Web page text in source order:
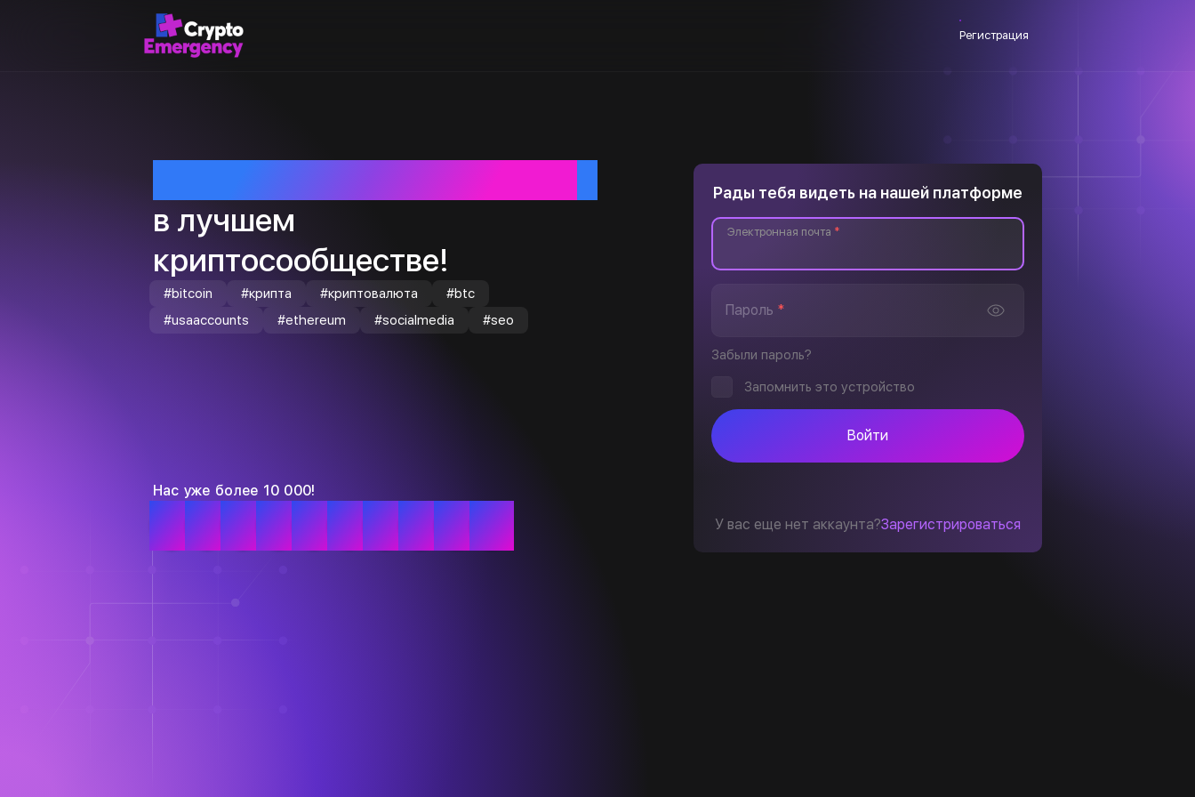
Регистрация
в лучшем
криптосообществе!
#bitcoin #крипта #криптовалюта
#btc
#usaaccounts
#ethereum #socialmedia #seo
Нас уже более 10 000!
Рады тебя видеть на нашей платформе
Электронная почта *
Пароль *
Забыли пароль?
Запомнить это устройство
Войти
У вас еще нет аккаунта?Зарегистрироваться